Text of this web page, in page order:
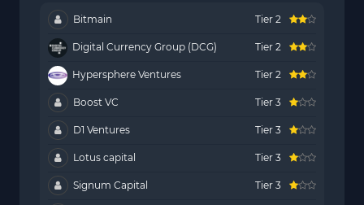
Bitmain Tier 2
Digital Currency Group (DCG) Tier 2
Hypersphere Ventures Tier 2
Boost VC Tier 3
D1 Ventures Tier 3
Lotus capital Tier 3
Signum Capital Tier 3